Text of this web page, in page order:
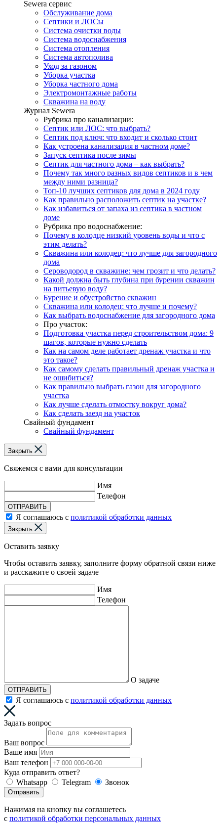
Sewera сервис
Обслуживание дома
Септики и ЛОСы
Система очистки воды
Система водоснабжения
Система отопления
Система автополива
Уход за газоном
Уборка участка
Уборка частного дома
Электромонтажные работы
Скважина на воду
Журнал Sewera
Рубрика про канализации:
Септик или ЛОС: что выбрать?
Септик под ключ: что входит и сколько стоит
Как устроена канализация в частном доме?
Запуск септика после зимы
Септик для частного дома – как выбрать?
Почему так много разных видов септиков и в чем
между ними разница?
Топ-10 лучших септиков для дома в 2024 году
Как правильно расположить септик на участке?
Как избавиться от запаха из септика в частном
доме
Рубрика про водоснабжение:
Почему в колодце низкий уровень воды и что с
этим делать?
Скважина или колодец: что лучше для загородного
дома
Сероводород в скважине: чем грозит и что делать?
Какой должна быть глубина при бурении скважин
на питьевую воду?
Бурение и обустройство скважин
Скважина или колодец: что лучше и почему?
Как выбрать водоснабжение для загородного дома
Про участок:
Подготовка участка перед строительством дома: 9
шагов, которые нужно сделать
Как на самом деле работает дренаж участка и что
это такое?
Как самому сделать правильный дренаж участка и
не ошибиться?
Как правильно выбрать газон для загородного
участка
Как лучше сделать отмостку вокруг дома?
Как сделать заезд на участок
Свайный фундамент
Свайный фундамент
Закрыть
Свяжемся с вами для консультации
Имя
Телефон
ОТПРАВИТЬ
Я соглашаюсь с политикой обработки данных
Закрыть
Оставить заявку
Чтобы оставить заявку, заполните форму обратной связи ниже
и расскажите о своей задаче
Имя
Телефон
О задаче
ОТПРАВИТЬ
Я соглашаюсь с политикой обработки данных
Задать вопрос
Ваш вопрос
Ваше имя
Ваш телефон
Куда отправить ответ?
Whatsapp
Telegram Звонок
Отправить
Нажимая на кнопку вы соглашетесь
с политикой обработки персональных данных